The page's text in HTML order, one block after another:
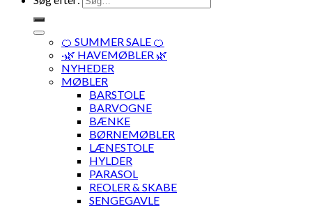
🍊 SUMMER SALE 🍊
·🌿 HAVEMØBLER 🌿
NYHEDER
MØBLER
BARSTOLE
BARVOGNE
BÆNKE
BØRNEMØBLER
LÆNESTOLE
HYLDER
PARASOL
REOLER & SKABE
SENGEGAVLE